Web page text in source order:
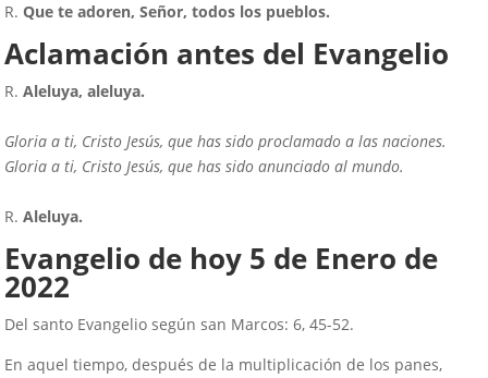
R. Que te adoren, Señor, todos los pueblos.
Aclamación antes del Evangelio
R. Aleluya, aleluya.
Gloria a ti, Cristo Jesús, que has sido proclamado a las naciones.
Gloria a ti, Cristo Jesús, que has sido anunciado al mundo.
R. Aleluya.
Evangelio de hoy 5 de Enero de
2022
Del santo Evangelio según san Marcos: 6, 45-52.
En aquel tiempo, después de la multiplicación de los panes,